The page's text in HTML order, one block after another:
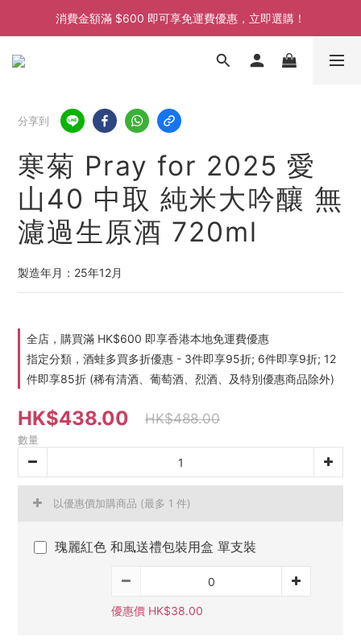
消費金額滿 $600 即可享免運費優惠，立即選購！
消費金額滿 $600 即可享免運費優惠，立即選購！
消費金額滿 $600 即可享免運費優惠，立即選購！
分享到
寒菊 Pray for 2025 愛
山40 中取 純米大吟釀 無
濾過生原酒 720ml
製造年月：25年12月
全店，購買滿 HK$600 即享香港本地免運費優惠
指定分類，酒蛙多買多折優惠 - 3件即享95折; 6件即享9折; 12
件即享85折 (稀有清酒、葡萄酒、烈酒、及特別優惠商品除外)
HK$438.00 HK$488.00
數量
以優惠價加購商品 (最多 1 件)
瑰麗紅色 和風送禮包裝用盒 單支裝
優惠價 HK$38.00